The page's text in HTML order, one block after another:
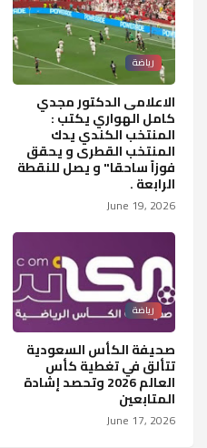
رياضة
الاعلامى الدكتور مجدي
كامل الهواري يكتب :
المنتخب الكندي يدك
المنتخب القطرى و يحقق
فوزاً ساحقا" و يصل للنقطة
الرابعة .
June 19, 2026
رياضة
صحيفة الكأس السعودية
تتألق في تغطية كأس
العالم 2026 وتحصد إشادة
المتابعين
June 17, 2026